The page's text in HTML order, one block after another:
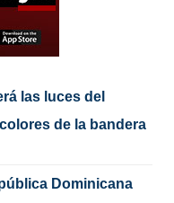
las luces del
de la bandera
Dominicana